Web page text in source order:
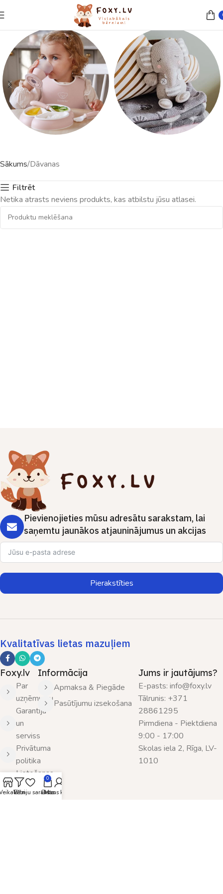
23 preces
Sākums Dāvanas
Filtrēt
Netika atrasts neviens produkts, kas atbilstu jūsu atlasei.
Pievienojieties mūsu adresātu sarakstam, lai
saņemtu jaunākos atjauninājumus un akcijas
Pierakstīties
Kvalitatīvas lietas mazuļiem
Foxy.lv
Par
uzņēmumu
Garantija
un
serviss
Privātuma
politika
Lietošanas
noteikumi
Sazināties
Informācija
Apmaksa & Piegāde
Pasūtījumu izsekošana
Jums ir jautājums?
E-pasts: info@foxy.lv
Tālrunis: +371
28861295
Pirmdiena - Piektdiena
9:00 - 17:00
Skolas iela 2, Rīga, LV-
1010
Filtri
Vēlmju saraksts
0
Grozs
Mans konts